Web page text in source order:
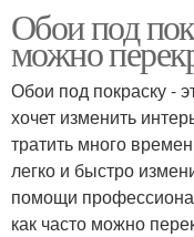
Обои под
можно
Обои под покраску -
хочет изменить
тратить много
легко и быстро
помощи
как часто можно